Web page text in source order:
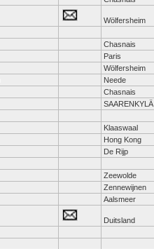
Wölfersheim
Chasnais
Paris
Wölfersheim
Neede
Chasnais
SAARENKYLÄ
Klaaswaal
Hong Kong
De Rijp
Zeewolde
Zennewijnen
Aalsmeer
Duitsland